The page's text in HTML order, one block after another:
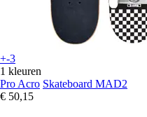
+-3
1 kleuren
Pro Acro Skateboard MAD2
€ 50,15